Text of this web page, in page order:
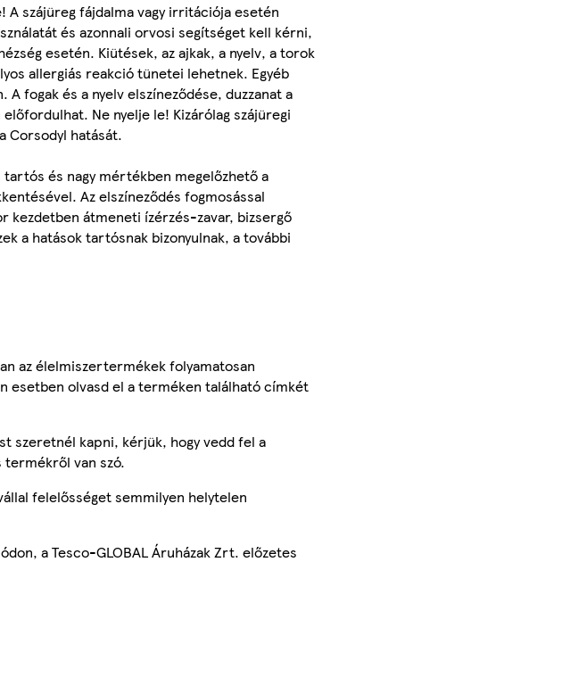
A szájüreg fájdalma vagy irritációja esetén
és azonnali orvosi segítséget kell kérni,
esetén. Kiütések, az ajkak, a nyelv, a torok
allergiás reakció tünetei lehetnek. Egyéb
fogak és a nyelv elszíneződése, duzzanat a
Ne nyelje le! Kizárólag szájüregi
Corsodyl hatását.
és nagy mértékben megelőzhető a
Az elszíneződés fogmosással
kezdetben átmeneti ízérzés-zavar, bizsergő
a hatások tartósnak bizonyulnak, a további
az élelmiszertermékek folyamatosan
esetben olvasd el a terméken található címkét
szeretnél kapni, kérjük, hogy vedd fel a
termékről van szó.
felelősséget semmilyen helytelen
a Tesco-GLOBAL Áruházak Zrt. előzetes